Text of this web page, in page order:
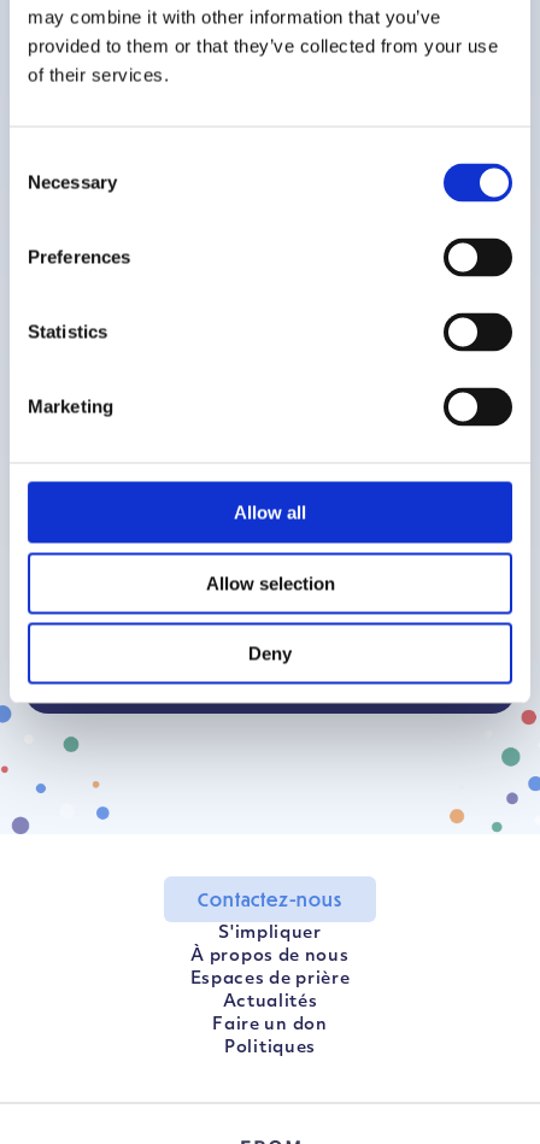
may combine it with other information that you’ve
provided to them or that they’ve collected from your use
of their services.
Selection
Necessary
Preferences
Statistics
Marketing
Allow all
Allow selection
Deny
environnement bruyant peut avoir une
grande valeur et un vrai sens.
ressources similaires
bibliothèque de ressources spécifiques,
toutes disponibles gratuitement.
S'impliquer
À propos de nous
Espaces de prière
Actualités
Faire un don
Politiques
Contactez-nous